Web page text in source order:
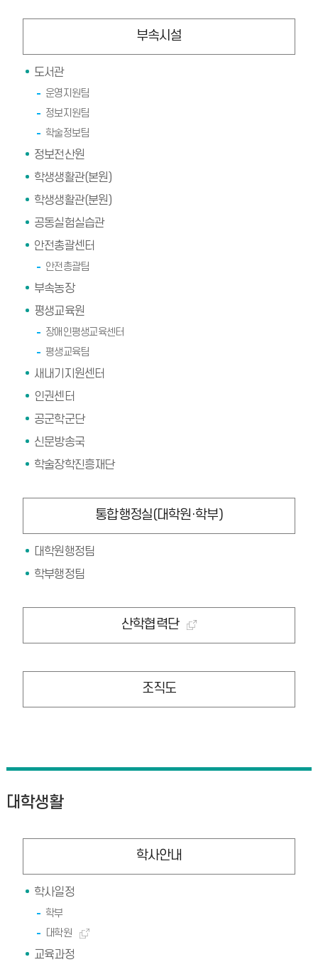
부속시설
도서관
운영지원팀
정보지원팀
학술정보팀
정보전산원
학생생활관(본원)
학생생활관(분원)
공동실험실습관
안전총괄센터
안전총괄팀
부속농장
평생교육원
장애인평생교육센터
평생교육팀
새내기지원센터
인권센터
공군학군단
신문방송국
학술장학진흥재단
통합행정실(대학원·학부)
대학원행정팀
학부행정팀
산학협력단
조직도
대학생활
학사안내
학사일정
학부
대학원
교육과정